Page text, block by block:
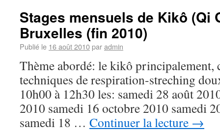
Stages mensuels de Kikô (Qi
Bruxelles (fin 2010)
Publié le 16 août 2010paradmin
Thème abordé: le kikô principalement,
techniques de respiration-streching
10h00 à 12h30 les: samedi 28 août
2010 samedi 16 octobre 2010 samedi
samedi 18 … Continuer la lecture →